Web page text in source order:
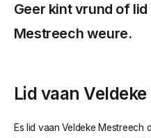
Geer kint vrund of
Mestreech weure.
Lid vaan
Es lid vaan Veldeke Mestreech